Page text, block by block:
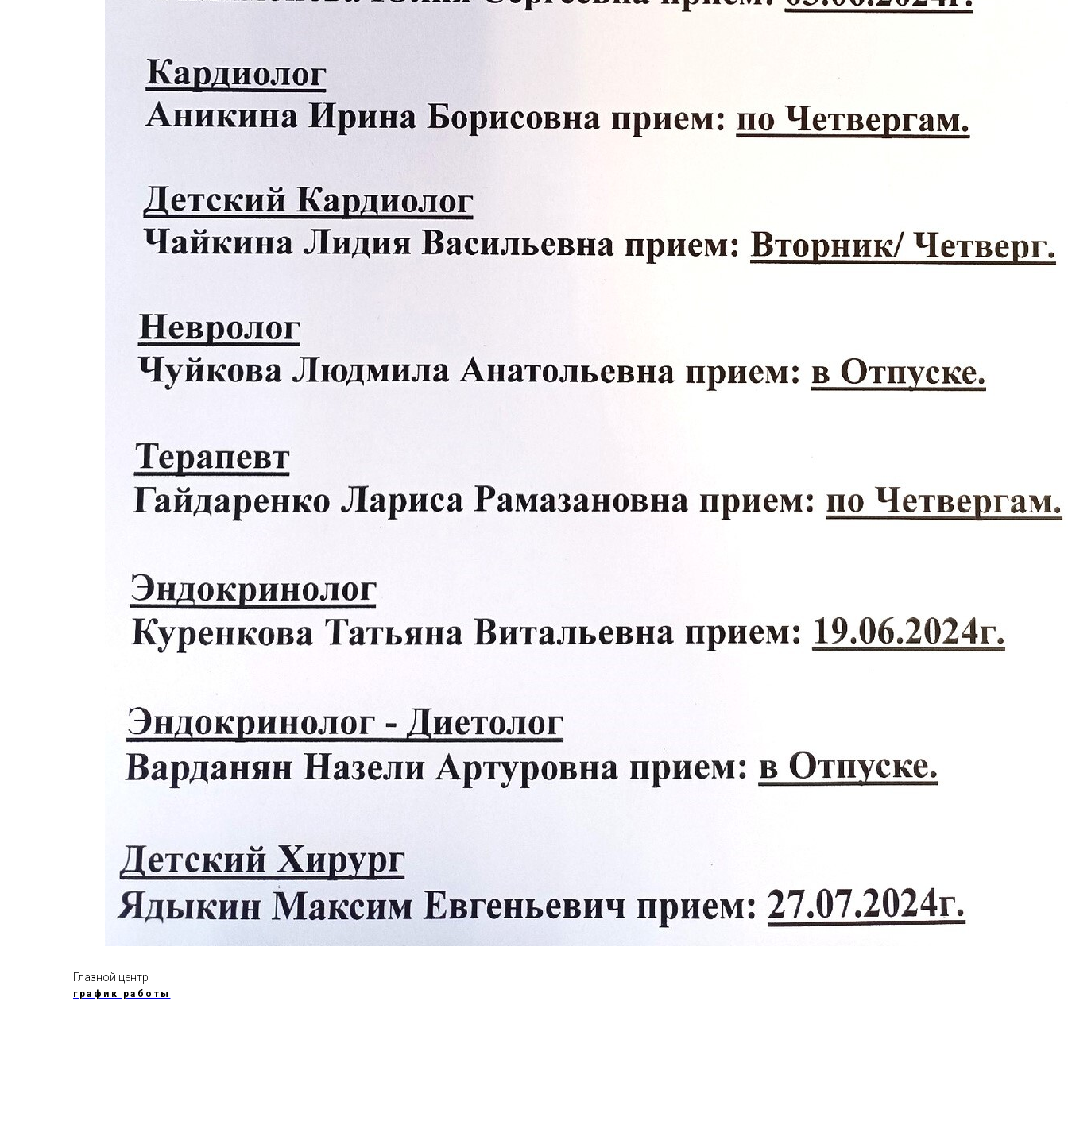
Глазной центр
график работы